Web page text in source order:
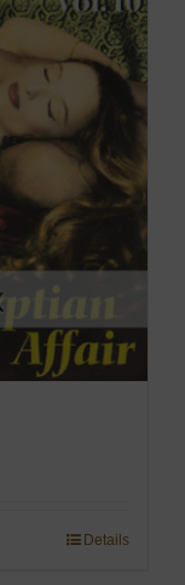
Details